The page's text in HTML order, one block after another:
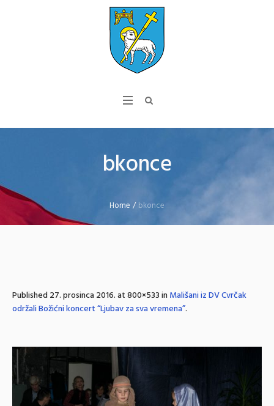
bkonce
Home /bkonce
Published27. prosinca 2016.at 800×533 inMališani iz DV Cvrčak
održali Božićni koncert “Ljubav za sva vremena”.